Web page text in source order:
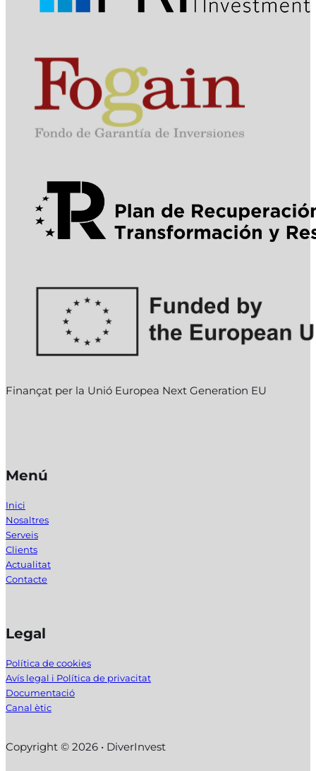
Finançat per la Unió Europea Next Generation EU
Menú
Inici
Nosaltres
Serveis
Clients
Actualitat
Contacte
Legal
Política de cookies
Avís legal i Política de privacitat
Documentació
Canal ètic
Copyright © 2026 • DiverInvest